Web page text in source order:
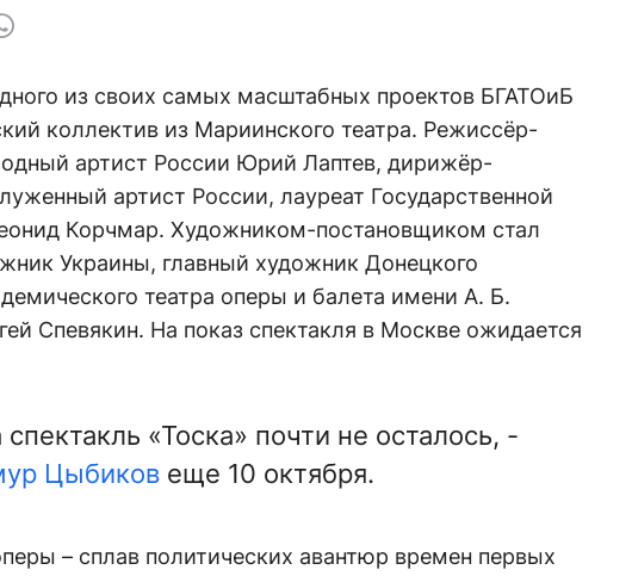
из своих самых масштабных проектов БГАТОиБ
коллектив из Мариинского театра. Режиссёр-
артист России Юрий Лаптев, дирижёр-
артист России, лауреат Государственной
Корчмар. Художником-постановщиком стал
Украины, главный художник Донецкого
театра оперы и балета имени А. Б.
Спевякин. На показ спектакля в Москве ожидается
«Тоска» почти не осталось, -
Цыбиков еще 10 октября.
– сплав политических авантюр времен первых